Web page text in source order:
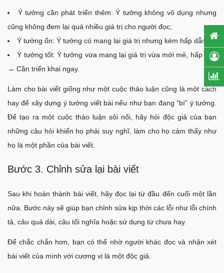
Ý tưởng cần phát triển thêm: Ý tưởng không vô dụng nhưng
cũng không đem lại quá nhiều giá trị cho người đọc;
Ý tưởng ổn: Ý tưởng có mang lại giá trị nhưng kém hấp dẫn;
Ý tưởng tốt: Ý tưởng vừa mang lại giá trị vừa mới mẻ, hấp dẫn
→ Cần triển khai ngay.
Làm cho bài viết giống như một cuộc thảo luận cũng là một cách
hay để xây dựng ý tưởng viết bài nếu như bạn đang “bí” ý tưởng.
Để tạo ra một cuộc thảo luận sôi nổi, hãy hỏi độc giả của bạn
những câu hỏi khiến họ phải suy nghĩ, làm cho họ cảm thấy như
họ là một phần của bài viết.
Bước 3. Chỉnh sửa lại bài viết
Sau khi hoàn thành bài viết, hãy đọc lại từ đầu đến cuối một lần
nữa. Bước này sẽ giúp bạn chỉnh sửa kịp thời các lỗi như lỗi chính
tả, câu quá dài, câu tối nghĩa hoặc sử dụng từ chưa hay.
Để chắc chắn hơn, bạn có thể nhờ người khác đọc và nhận xét
bài viết của mình với cương vị là một độc giả.